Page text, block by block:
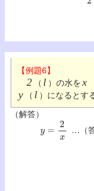
【例題6】
2 （ l ）の水をx
y （ l ）になるとす
（解答）
x …（答